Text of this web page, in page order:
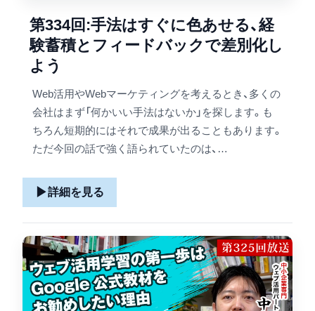
第334回:手法はすぐに色あせる、経
験蓄積とフィードバックで差別化し
よう
Web活用やWebマーケティングを考えるとき、多くの
会社はまず「何かいい手法はないか」を探します。も
ちろん短期的にはそれで成果が出ることもあります。
ただ今回の話で強く語られていたのは、…
▶詳細を見る